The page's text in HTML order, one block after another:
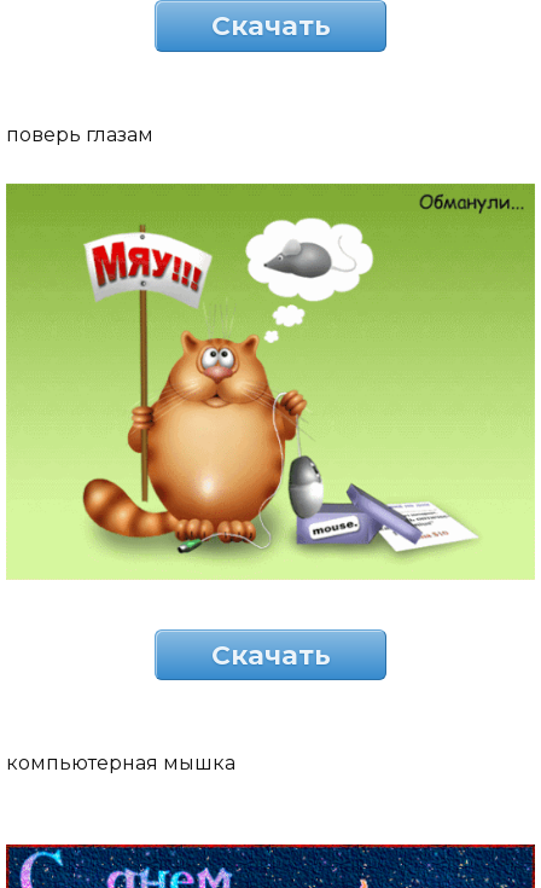
Скачать
поверь глазам
Скачать
компьютерная мышка